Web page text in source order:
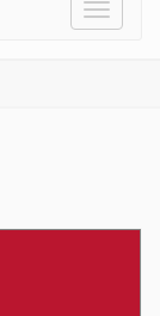
Toggle